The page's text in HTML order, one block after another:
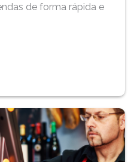
de forma rápida e